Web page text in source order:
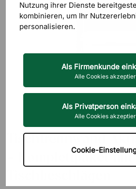
Nutzung ihrer Dienste
kombinieren, um Ihr
personalisieren.
Als Firmenkunde
Alle Cookies
Als Privatperson
Alle Cookies
Cookie-
Tischtrennwand
- Komplettpaket mit